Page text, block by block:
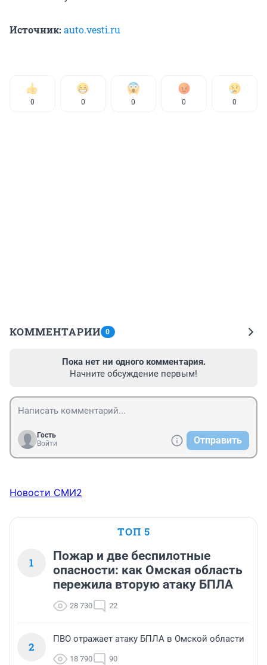
Источник: auto.vesti.ru
0 0 0 0 0
КОММЕНТАРИИ 0
Пока нет ни одного комментария.
Начните обсуждение первым!
Гость
Войти
Отправить
Новости СМИ2
ТОП 5
1
Пожар и две беспилотные
опасности: как Омская область
пережила вторую атаку БПЛА
28 730 22
2
ПВО отражает атаку БПЛА в Омской области
18 790 90